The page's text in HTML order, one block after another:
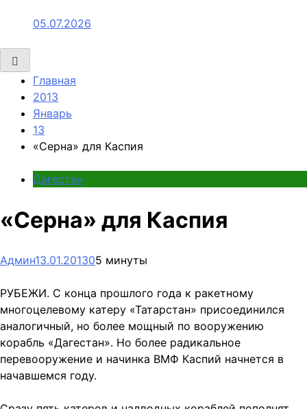
05.07.2026
Главная
2013
Январь
13
«Серна» для Каспия
Дагестан
«Серна» для Каспия
Админ13.01.201305 минуты
РУБЕЖИ. С конца прошлого года к ракетному
многоцелевому катеру «Татарстан» присоединился
аналогичный, но более мощный по вооружению
корабль «Дагестан». Но более радикальное
перевооружение и начинка ВМФ Каспий начнется в
начавшемся году.